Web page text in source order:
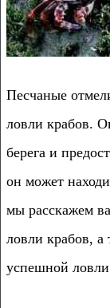
Песчаные
ловли крабов.
берега и
он может
мы расскажем
ловли крабов, а
успешной